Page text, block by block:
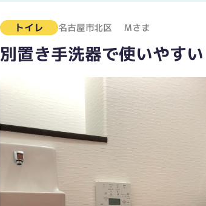
トイレ 名古屋市北区 Mさま
別置き手洗器で使いやす